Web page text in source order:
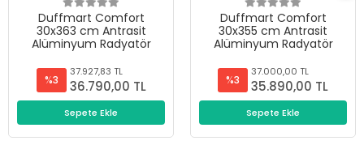
Duffmart Comfort
30x363 cm Antrasit
Alüminyum Radyatör
%3
37.927,83 TL
36.790,00 TL
Sepete Ekle
Duffmart Comfort
30x355 cm Antrasit
Alüminyum Radyatör
%3
37.000,00 TL
35.890,00 TL
Sepete Ekle